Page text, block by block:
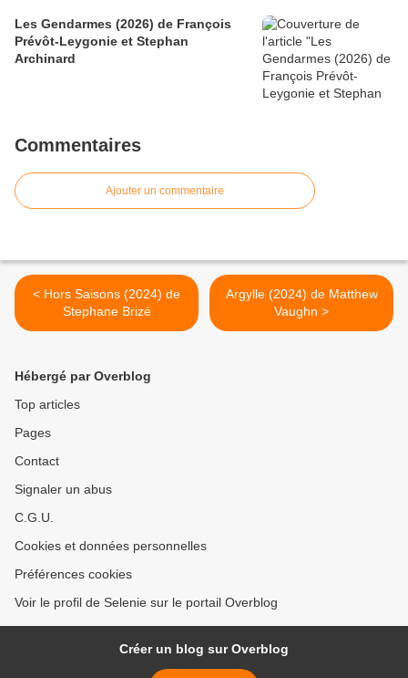
Les Gendarmes (2026) de François
Prévôt-Leygonie et Stephan
Archinard
Commentaires
Ajouter un commentaire
< Hors Saisons (2024) de
Stephane Brizé
Argylle (2024) de Matthew
Vaughn >
Hébergé par Overblog
Top articles
Pages
Contact
Signaler un abus
C.G.U.
Cookies et données personnelles
Préférences cookies
Voir le profil de Selenie sur le portail Overblog
Créer un blog sur Overblog